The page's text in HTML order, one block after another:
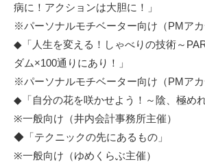
病に！アクションは大胆に！」
※パーソナルモチベーター向け（PMアカ
◆「人生を変える！しゃべりの技術～
ダム×100通りにあり！」
※パーソナルモチベーター向け（PMアカ
◆「自分の花を咲かせよう！～陰、極め
※一般向け（井内会計事務所主催）
◆「テクニックの先にあるもの」
※一般向け（ゆめくらぶ主催）